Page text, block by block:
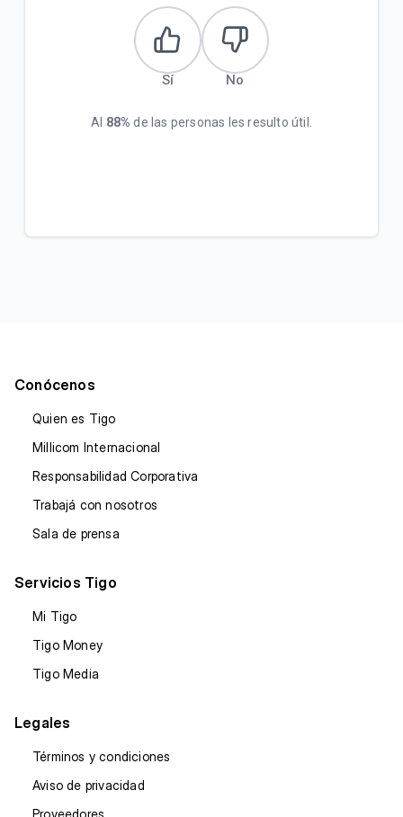
Sí No
Al 88% de las personas les resulto útil.
Conócenos
Quien es Tigo
Millicom Internacional
Responsabilidad Corporativa
Trabajá con nosotros
Sala de prensa
Servicios Tigo
Mi Tigo
Tigo Money
Tigo Media
Legales
Términos y condiciones
Aviso de privacidad
Proveedores